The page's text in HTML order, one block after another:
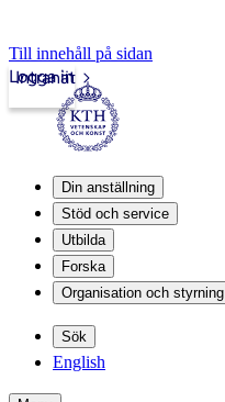
Till innehåll på sidan
Intranät
Logga in
Din anställning
Stöd och service
Utbilda
Forska
Organisation och styrning
Sök
English